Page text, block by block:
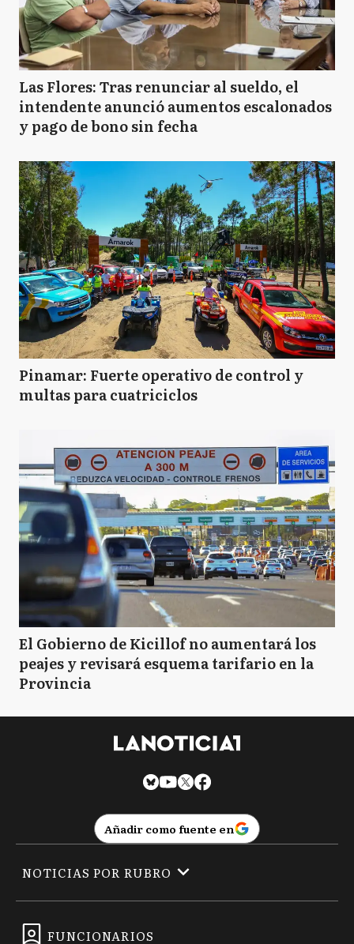
Las Flores: Tras renunciar al sueldo, el
intendente anunció aumentos escalonados
y pago de bono sin fecha
Pinamar: Fuerte operativo de control y
multas para cuatriciclos
El Gobierno de Kicillof no aumentará los
peajes y revisará esquema tarifario en la
Provincia
Añadir como fuente en
FUNCIONARIOS
NOTICIAS POR RUBRO